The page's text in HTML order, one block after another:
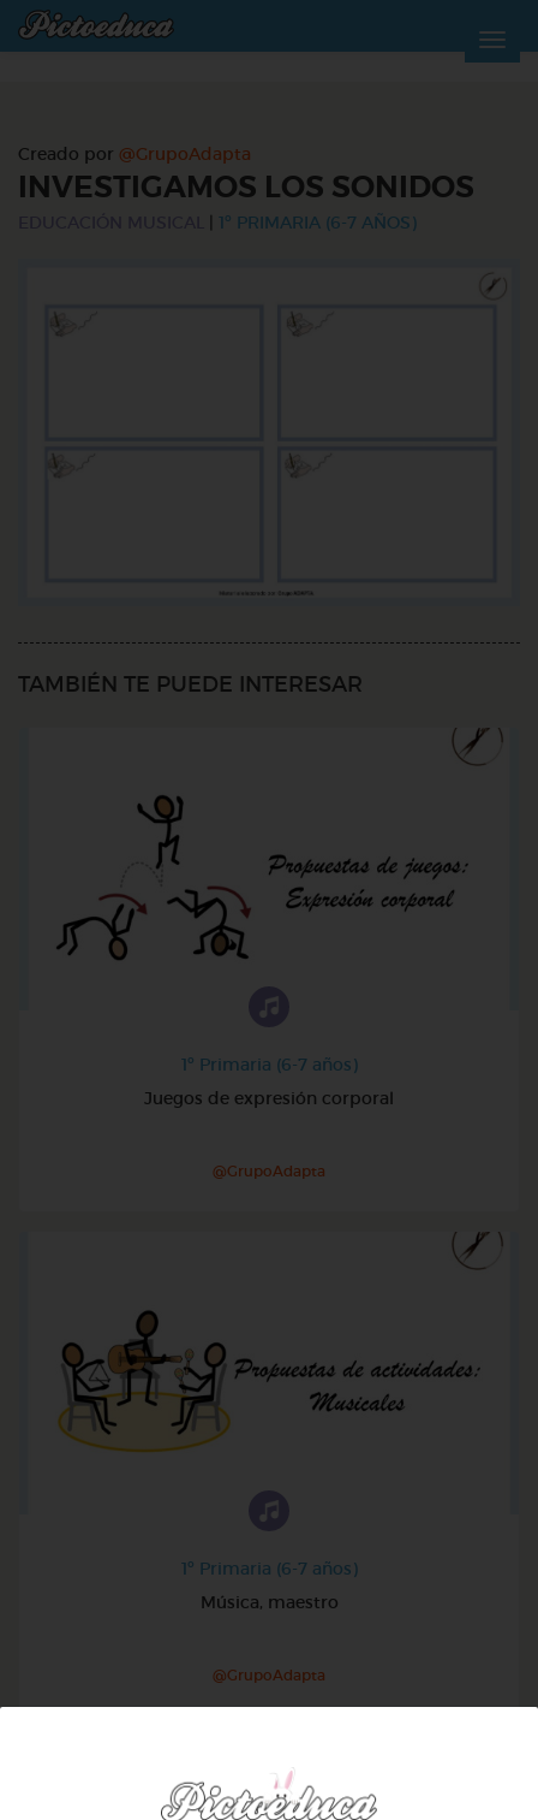
Creado por @GrupoAdapta
INVESTIGAMOS LOS SONIDOS
1º PRIMARIA (6-7 AÑOS)
TAMBIÉN TE PUEDE INTERESAR
1º Primaria (6-7 años)
Juegos de expresión corporal
@GrupoAdapta
1º Primaria (6-7 años)
Música, maestro
@GrupoAdapta